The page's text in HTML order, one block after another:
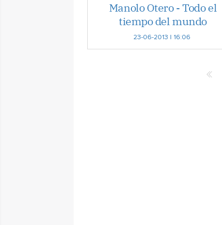
Manolo Otero - Todo el
tiempo del mundo
23-06-2013 | 16:06